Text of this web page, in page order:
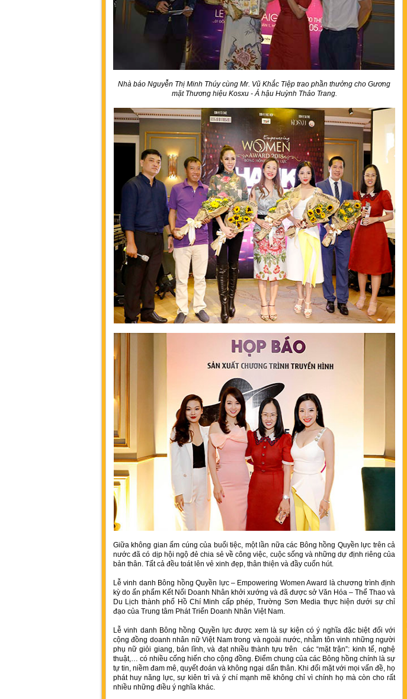
Nhà báo Nguyễn Thị Minh Thúy cùng Mr. Vũ Khắc Tiệp trao phần thưởng cho Gương
mặt Thương hiệu Kosxu - Á hậu Huỳnh Thảo Trang.
Giữa không gian ấm cúng của buổi tiệc, một lần nữa các Bông hồng Quyền lực trên cả
nước đã có dịp hội ngộ đẻ chia sẻ về công việc, cuộc sống và những dự định riêng của
bản thân. Tất cả đều toát lên vẻ xinh đẹp, thân thiện và đầy cuốn hút.
Lễ vinh danh Bông hồng Quyền lực – Empowering Women Award là chương trình định
kỳ do ấn phẩm Kết Nối Doanh Nhân khởi xướng và đã được sở Văn Hóa – Thể Thao và
Du Lịch thành phố Hồ Chí Minh cấp phép, Trường Sơn Media thực hiện dưới sự chỉ
đạo của Trung tâm Phát Triển Doanh Nhân Việt Nam.
Lễ vinh danh Bông hồng Quyền lực được xem là sự kiện có ý nghĩa đặc biệt đối với
cộng đồng doanh nhân nữ Việt Nam trong và ngoài nước, nhằm tôn vinh những người
phụ nữ giỏi giang, bản lĩnh, và đạt nhiều thành tựu trên
các “mặt trận”: kinh tế, nghệ
thuật,… có nhiều cống hiến cho cộng đồng. Điểm chung của các Bông hồng chính là sự
tự tin, niềm đam mê, quyết đoán và không ngại dấn thân. Khi đối mặt với mọi vấn đề, họ
phát huy năng lực, sự kiên trì và ý chí mạnh mẽ không chỉ vì chính họ mà còn cho rất
nhiều những điều ý nghĩa khác.